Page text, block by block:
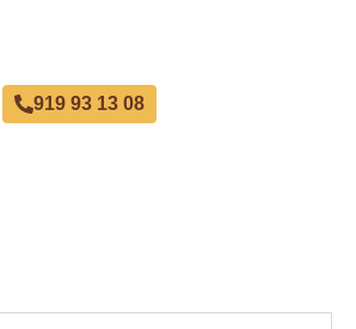
919 93 13 08